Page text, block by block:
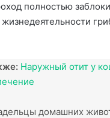
полностью
Наружный отит у
домашних